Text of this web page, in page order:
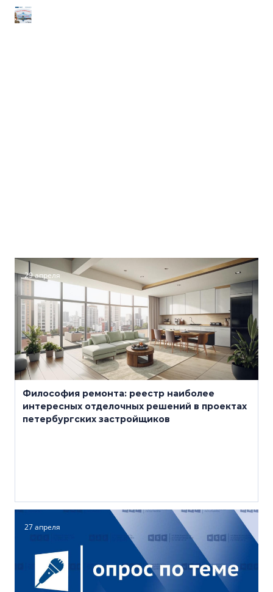
29 апреля
Философия ремонта: реестр наиболее
интересных отделочных решений в проектах
петербургских застройщиков
27 апреля